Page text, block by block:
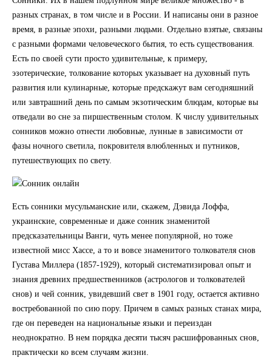
разных странах, в том числе и в России. И написаны они в разное
время, в разные эпохи, разными людьми. Отдельно взятые, связаны
с разными формами человеческого бытия, то есть существования.
Есть по своей сути просто удивительные, к примеру,
эзотерические, толкование которых указывает на духовный путь
развития или кулинарные, которые предскажут вам сегодняшний
или завтрашний день по самым экзотическим блюдам, которые вы
отведали во сне за пиршественным столом. К числу удивительных
сонников можно отнести любовные, лунные в зависимости от
фазы ночного светила, покровителя влюбленных и путников,
путешествующих по свету.
Есть сонники мусульманские или, скажем, Дэвида Лоффа,
украинские, современные и даже сонник знаменитой
предсказательницы Ванги, чуть менее популярной, но тоже
известной мисс Хассе, а то и вовсе знаменитого толкователя снов
Густава Миллера (1857-1929), который систематизировал опыт и
знания древних предшественников (астрологов и толкователей
снов) и чей сонник, увидевший свет в 1901 году, остается активно
востребованной по сию пору. Причем в самых разных станах мира,
где он переведен на национальные языки и переиздан
неоднократно. В нем порядка десяти тысяч расшифрованных снов,
практически ко всем случаям жизни.